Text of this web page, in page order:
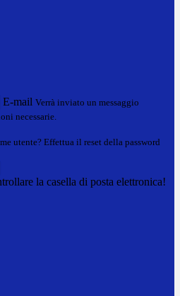
E-mail Verrà inviato un messaggio
necessarie.
utente? Effettua il reset della password
la casella di posta elettronica!